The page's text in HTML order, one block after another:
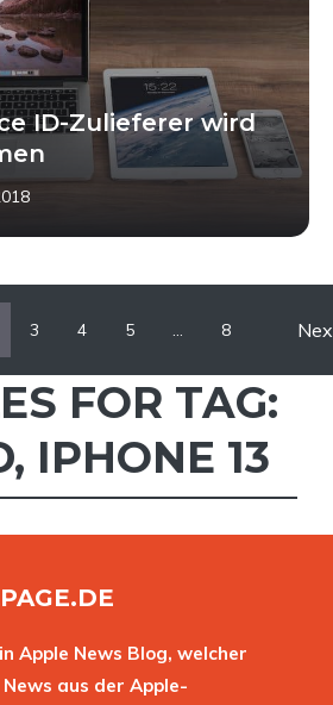
ID-Zulieferer wird
3 4 5 … 8
FOR TAG:
, IPHONE 13
Apple News Blog, welcher
aus der Apple-